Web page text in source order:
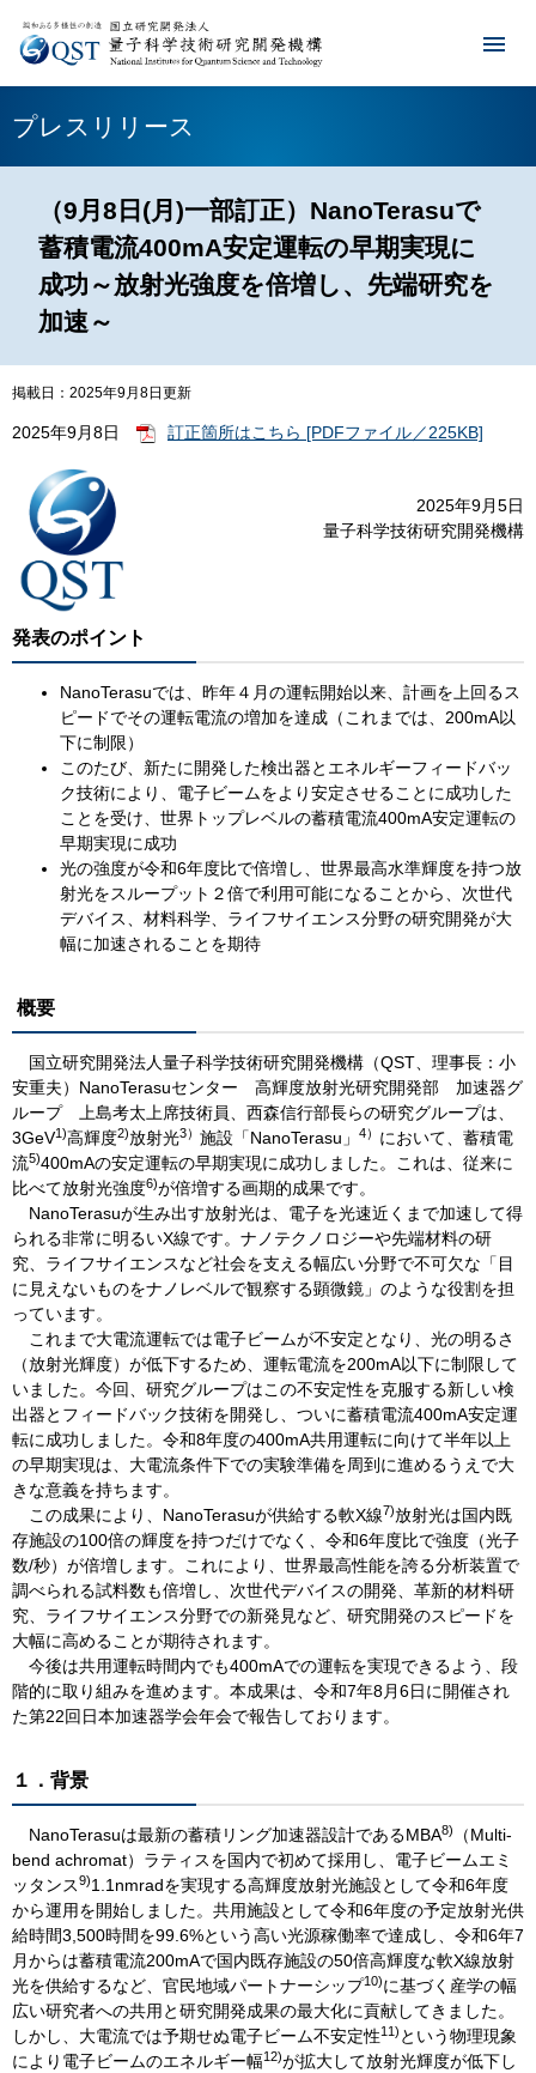
プレスリリース
（9月8日(月)一部訂正）NanoTerasuで
蓄積電流400mA安定運転の早期実現に
成功～放射光強度を倍増し、先端研究を
加速～
掲載日：2025年9月8日更新
2025年9月8日 訂正箇所はこちら [PDFファイル／225KB]
2025年9月5日
量子科学技術研究開発機構
発表のポイント
NanoTerasuでは、昨年４月の運転開始以来、計画を上回るス
ピードでその運転電流の増加を達成（これまでは、200mA以
下に制限）
このたび、新たに開発した検出器とエネルギーフィードバッ
ク技術により、電子ビームをより安定させることに成功した
ことを受け、世界トップレベルの蓄積電流400mA安定運転の
早期実現に成功
光の強度が令和6年度比で倍増し、世界最高水準輝度を持つ放
射光をスループット２倍で利用可能になることから、次世代
デバイス、材料科学、ライフサイエンス分野の研究開発が大
幅に加速されることを期待
概要
国立研究開発法人量子科学技術研究開発機構（QST、理事長：小
安重夫）NanoTerasuセンター 高輝度放射光研究開発部 加速器グ
ループ 上島考太上席技術員、西森信行部長らの研究グループは、
3GeV1)高輝度2)放射光3） 施設「NanoTerasu」 4） において、蓄積電
流5)400mAの安定運転の早期実現に成功しました。これは、従来に
比べて放射光強度6)が倍増する画期的成果です。
NanoTerasuが生み出す放射光は、電子を光速近くまで加速して得
られる非常に明るいX線です。ナノテクノロジーや先端材料の研
究、ライフサイエンスなど社会を支える幅広い分野で不可欠な「目
に見えないものをナノレベルで観察する顕微鏡」のような役割を担
っています。
これまで大電流運転では電子ビームが不安定となり、光の明るさ
（放射光輝度）が低下するため、運転電流を200mA以下に制限して
いました。今回、研究グループはこの不安定性を克服する新しい検
出器とフィードバック技術を開発し、ついに蓄積電流400mA安定運
転に成功しました。令和8年度の400mA共用運転に向けて半年以上
の早期実現は、大電流条件下での実験準備を周到に進めるうえで大
きな意義を持ちます。
この成果により、NanoTerasuが供給する軟X線7)放射光は国内既
存施設の100倍の輝度を持つだけでなく、令和6年度比で強度（光子
数/秒）が倍増します。これにより、世界最高性能を誇る分析装置で
調べられる試料数も倍増し、次世代デバイスの開発、革新的材料研
究、ライフサイエンス分野での新発見など、研究開発のスピードを
大幅に高めることが期待されます。
今後は共用運転時間内でも400mAでの運転を実現できるよう、段
階的に取り組みを進めます。本成果は、令和7年8月6日に開催され
た第22回日本加速器学会年会で報告しております。
１．背景
NanoTerasuは最新の蓄積リング加速器設計であるMBA8)
（Multi-
bend achromat）ラティスを国内で初めて採用し、電子ビームエミ
ッタンス9)1.1nmradを実現する高輝度放射光施設として令和6年度
から運用を開始しました。共用施設として令和6年度の予定放射光供
給時間3,500時間を99.6%という高い光源稼働率で達成し、令和6年7
月からは蓄積電流200mAで国内既存施設の50倍高輝度な軟X線放射
光を供給するなど、官民地域パートナーシップ10)に基づく産学の幅
広い研究者への共用と研究開発成果の最大化に貢献してきました。
しかし、大電流では予期せぬ電子ビーム不安定性11) という物理現象
により電子ビームのエネルギー幅12)が拡大して放射光輝度が低下し